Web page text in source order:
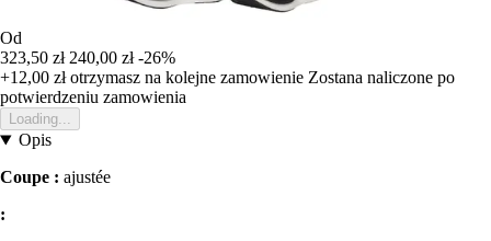
Od
323,50 zł 240,00 zł -26%
+12,00 złotrzymasz na kolejne zamowienie Zostana naliczone po
potwierdzeniu zamowienia
Loading...
Opis
Coupe : ajustée
: